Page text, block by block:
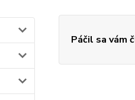
Páčil sa vám